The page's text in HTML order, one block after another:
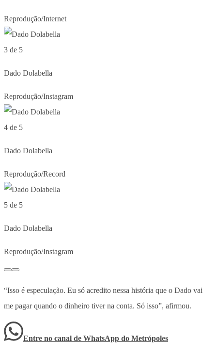
Reprodução/Internet
3 de 5
Dado Dolabella
Reprodução/Instagram
4 de 5
Dado Dolabella
Reprodução/Record
5 de 5
Dado Dolabella
Reprodução/Instagram
“Isso é especulação. Eu só acredito nessa história que o Dado vai
me pagar quando o dinheiro tiver na conta. Só isso”, afirmou.
Entre no canal de WhatsApp do Metrópoles